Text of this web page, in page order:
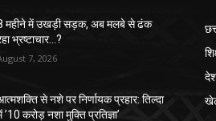
महीने में उखड़ी सड़क, अब मलबे से ढंक
भ्रष्टाचार…?
7, 2026
से नशे पर निर्णायक प्रहार: तिल्दा
’10 करोड़ नशा मुक्ति प्रतिज्ञा’